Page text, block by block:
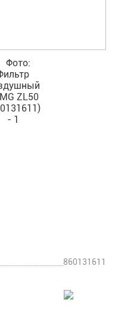
860131611